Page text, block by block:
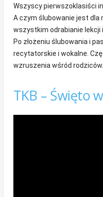
Wszyscy pierwszoklasiści
A czym ślubowanie jest dla
wszystkim odrabianie lekcji
Po złożeniu ślubowania i
recytatorskie i wokalne.
wzruszenia wśród rodziców.
TKB – Święto